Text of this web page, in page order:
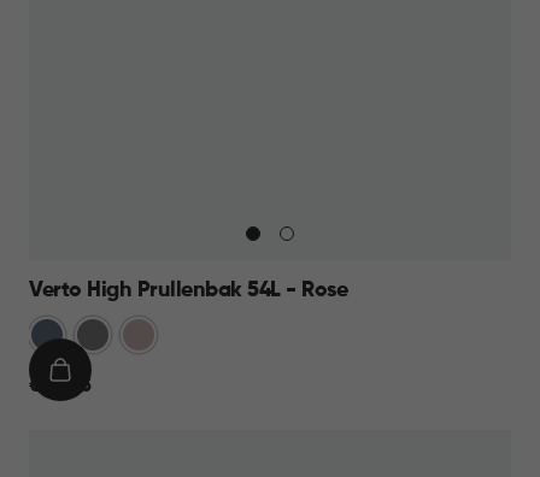
Verto High Prullenbak 54L - Rose
BlauwGrijs Rose
€
€ 44,95
IN